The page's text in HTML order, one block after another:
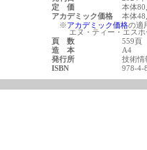
定 価
本体
アカデミック価格
本体
※アカデミック価格の適
エヌ・ティー・エスホ
頁 数
559頁
造 本
A4
発行所
技術情
ISBN
978-4-